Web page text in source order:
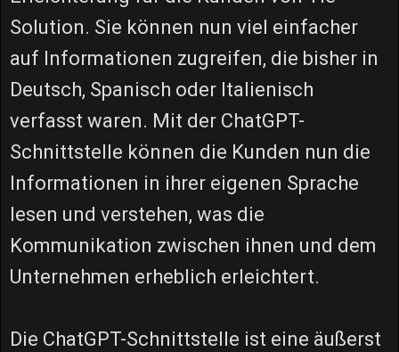
Solution. Sie können nun viel einfacher
auf Informationen zugreifen, die bisher in
Deutsch, Spanisch oder Italienisch
verfasst waren. Mit der ChatGPT-
Schnittstelle können die Kunden nun die
Informationen in ihrer eigenen Sprache
lesen und verstehen, was die
Kommunikation zwischen ihnen und dem
Unternehmen erheblich erleichtert.
Die ChatGPT-Schnittstelle ist eine äußerst